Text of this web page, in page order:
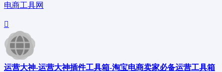
电商工具网
运营大神-运营大神插件工具箱-淘宝电商卖家必备运营工具箱